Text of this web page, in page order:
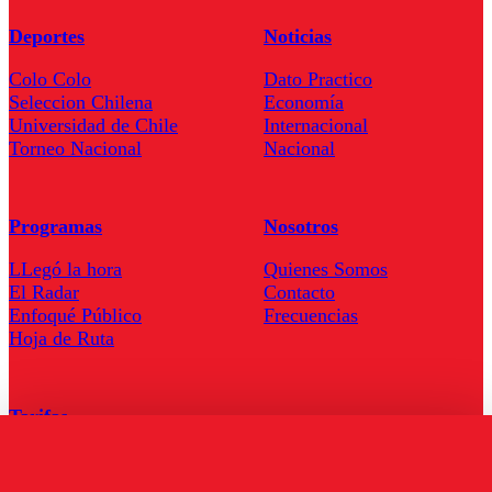
Deportes
Colo Colo
Seleccion Chilena
Universidad de Chile
Torneo Nacional
Noticias
Dato Practico
Economía
Internacional
Nacional
Programas
LLegó la hora
El Radar
Enfoqué Público
Hoja de Ruta
Nosotros
Quienes Somos
Contacto
Frecuencias
Tarifas